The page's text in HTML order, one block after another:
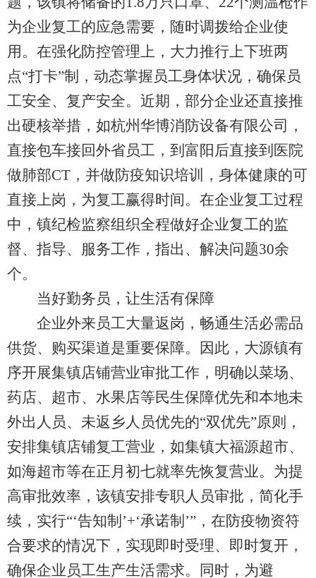
为企业复工的应急需要，随时调拨给企业使
用。在强化防控管理上，大力推行上下班两
点“打卡”制，动态掌握员工身体状况，确保员
工安全、复产安全。近期，部分企业还直接推
出硬核举措，如杭州华博消防设备有限公司，
直接包车接回外省员工，到富阳后直接到医院
做肺部CT，并做防疫知识培训，身体健康的可
直接上岗，为复工赢得时间。在企业复工过程
中，镇纪检监察组织全程做好企业复工的监
督、指导、服务工作，指出、解决问题30余
个。
当好勤务员，让生活有保障
企业外来员工大量返岗，畅通生活必需品
供货、购买渠道是重要保障。因此，大源镇有
序开展集镇店铺营业审批工作，明确以菜场、
药店、超市、水果店等民生保障优先和本地未
外出人员、未返乡人员优先的“双优先”原则，
安排集镇店铺复工营业，如集镇大福源超市、
如海超市等在正月初七就率先恢复营业。为提
高审批效率，该镇安排专职人员审批，简化手
续，实行“‘告知制’+‘承诺制’”，在防疫物资符
合要求的情况下，实现即时受理、即时复开，
确保企业员工生产生活需求。同时，为避